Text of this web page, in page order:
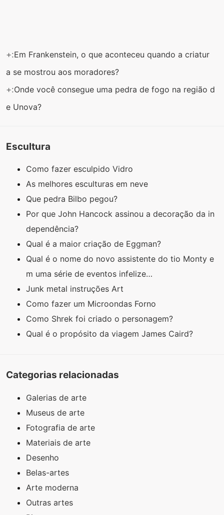
+:Em Frankenstein, o que aconteceu quando a criatur
a se mostrou aos moradores?
+:Onde você consegue uma pedra de fogo na região d
e Unova?
Escultura
Como fazer esculpido Vidro
As melhores esculturas em neve
Que pedra Bilbo pegou?
Por que John Hancock assinou a decoração da in
dependência?
Qual é a maior criação de Eggman?
Qual é o nome do novo assistente do tio Monty e
m uma série de eventos infelize…
Junk metal instruções Art
Como fazer um Microondas Forno
Como Shrek foi criado o personagem?
Qual é o propósito da viagem James Caird?
Categorias relacionadas
Galerias de arte
Museus de arte
Fotografia de arte
Materiais de arte
Desenho
Belas-artes
Arte moderna
Outras artes